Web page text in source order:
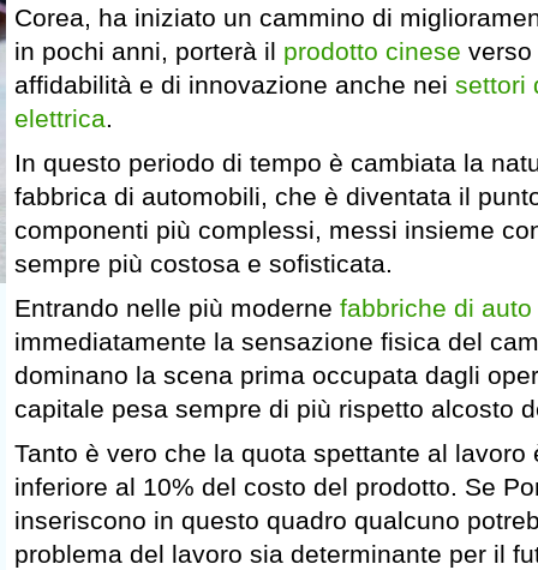
Corea, ha iniziato un cammino di
in pochi anni, porterà il prodotto cinese
affidabilità e di innovazione anche nei settori
elettrica.
In questo periodo di tempo è cambiata la
fabbrica di automobili, che è diventata il
componenti più complessi, messi insieme
sempre più costosa e sofisticata.
Entrando nelle più moderne fabbriche di auto
immediatamente la sensazione fisica del
dominano la scena prima occupata dagli
capitale pesa sempre di più rispetto alcosto
Tanto è vero che la quota spettante al lavoro
inferiore al 10% del costo del prodotto. Se
inseriscono in questo quadro qualcuno
problema del lavoro sia determinante per il